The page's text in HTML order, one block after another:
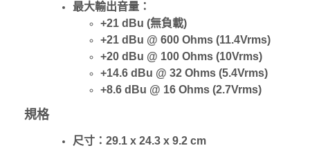
最大輸出音量：
+21 dBu (無負載)
+21 dBu @ 600 Ohms (11.4Vrms)
+20 dBu @ 100 Ohms (10Vrms)
+14.6 dBu @ 32 Ohms (5.4Vrms)
+8.6 dBu @ 16 Ohms (2.7Vrms)
規格
尺寸：29.1 x 24.3 x 9.2 cm